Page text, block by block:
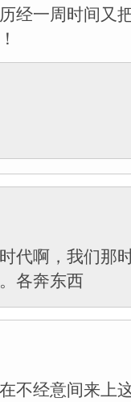
经一周时间又
代啊，我们那
各奔东西
不经意间来上